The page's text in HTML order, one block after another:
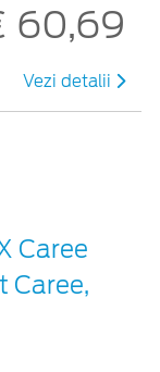
60,69
Vezi detalii
Caree
Caree,